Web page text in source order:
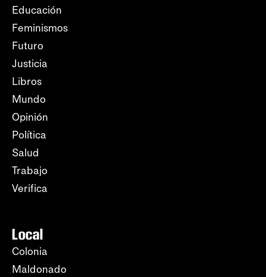
Educación
Feminismos
Futuro
Justicia
Libros
Mundo
Opinión
Política
Salud
Trabajo
Verifica
Local
Colonia
Maldonado